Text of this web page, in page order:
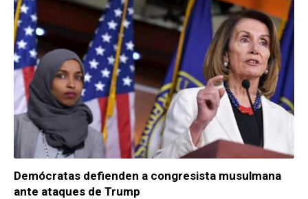
Demócratas defienden a congresista musulmana
ante ataques de Trump